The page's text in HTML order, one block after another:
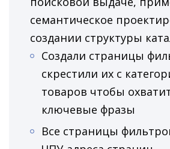
семантическое
создании структуры
Создали страницы
скрестили их с
товаров чтобы
ключевые фразы
Все страницы